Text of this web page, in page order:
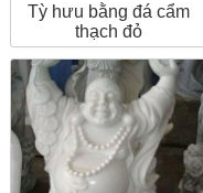
Tỳ hưu bằng đá cẩm
thạch đỏ